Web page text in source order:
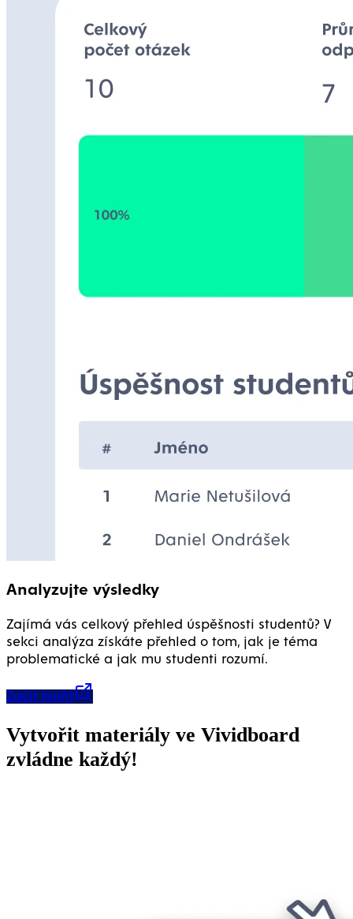
Analyzujte výsledky
Zajímá vás celkový přehled úspěšnosti studentů? V
sekci analýza získáte přehled o tom, jak je téma
problematické a jak mu studenti rozumí.
Začít tvořit
Vytvořit materiály ve Vividboard
zvládne každý!